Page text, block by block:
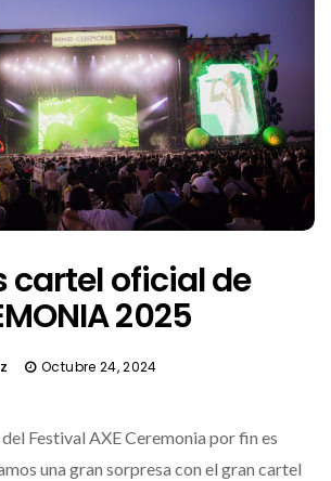
cartel oficial de
2025
Octubre 24, 2024
Festival AXE Ceremonia por fin es
una gran sorpresa con el gran cartel